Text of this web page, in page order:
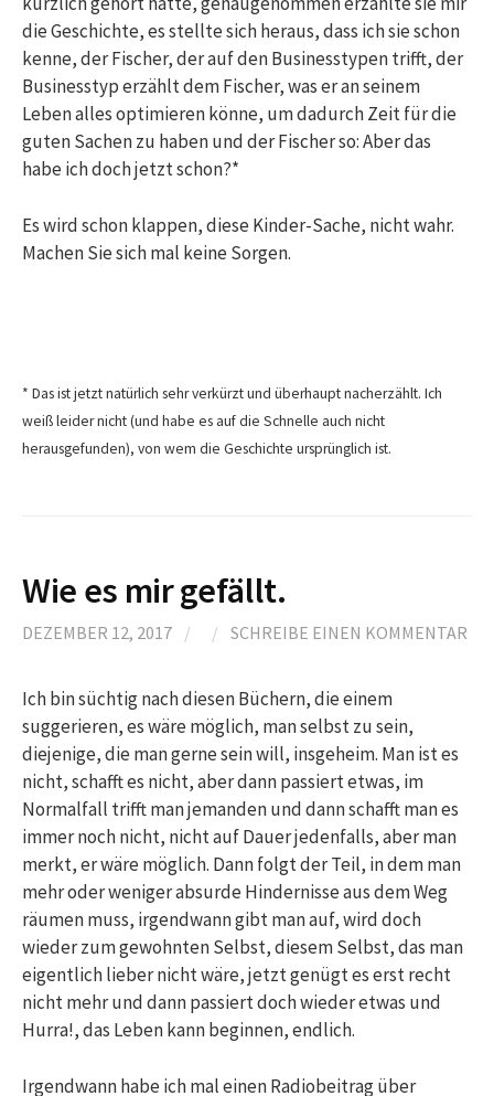
die Geschichte, es stellte sich heraus, dass ich sie schon
kenne, der Fischer, der auf den Businesstypen trifft, der
Businesstyp erzählt dem Fischer, was er an seinem
Leben alles optimieren könne, um dadurch Zeit für die
guten Sachen zu haben und der Fischer so: Aber das
habe ich doch jetzt schon?*
Es wird schon klappen, diese Kinder-Sache, nicht wahr.
Machen Sie sich mal keine Sorgen.
* Das ist jetzt natürlich sehr verkürzt und überhaupt nacherzählt. Ich
weiß leider nicht (und habe es auf die Schnelle auch nicht
herausgefunden), von wem die Geschichte ursprünglich ist.
Wie es mir gefällt.
DEZEMBER 12, 2017 / / SCHREIBE EINEN KOMMENTAR
Ich bin süchtig nach diesen Büchern, die einem
suggerieren, es wäre möglich, man selbst zu sein,
diejenige, die man gerne sein will, insgeheim. Man ist es
nicht, schafft es nicht, aber dann passiert etwas, im
Normalfall trifft man jemanden und dann schafft man es
immer noch nicht, nicht auf Dauer jedenfalls, aber man
merkt, er wäre möglich. Dann folgt der Teil, in dem man
mehr oder weniger absurde Hindernisse aus dem Weg
räumen muss, irgendwann gibt man auf, wird doch
wieder zum gewohnten Selbst, diesem Selbst, das man
eigentlich lieber nicht wäre, jetzt genügt es erst recht
nicht mehr und dann passiert doch wieder etwas und
Hurra!, das Leben kann beginnen, endlich.
Irgendwann habe ich mal einen Radiobeitrag über